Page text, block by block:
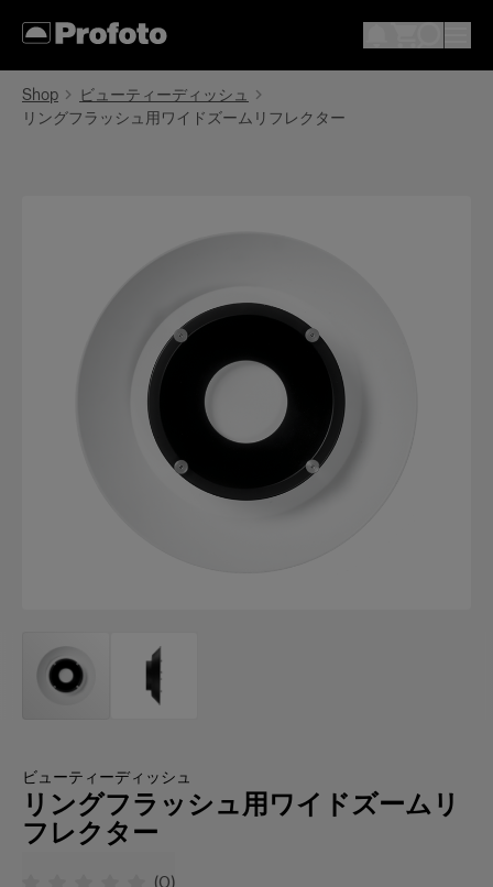
Shop
ビューティーディッシュ
リングフラッシュ用ワイドズームリフレクター
ビューティーディッシュ
リングフラッシュ用ワイドズームリ
フレクター
(0)